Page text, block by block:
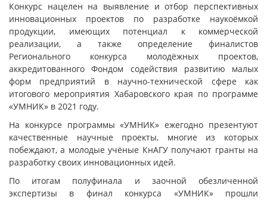
Конкурс нацелен на выявление и отбор перспективных
инновационных проектов по разработке наукоёмкой
продукции, имеющих потенциал к коммерческой
реализации, а также определение финалистов
Регионального конкурса молодёжных проектов,
аккредитованного Фондом содействия развитию малых
форм предприятий в научно-технической сфере как
итогового мероприятия Хабаровского края по программе
«УМНИК» в 2021 году.
На конкурсе программы «УМНИК» ежегодно презентуют
качественные научные проекты, многие из которых
побеждают, а молодые учёные КнАГУ получают гранты на
разработку своих инновационных идей.
По итогам полуфинала и заочной обезличенной
экспертизы в финал конкурса «УМНИК» прошли